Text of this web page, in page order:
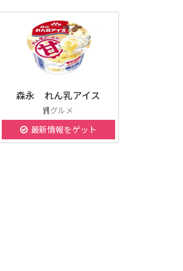
森永 れん乳アイス
グルメ
最新情報をゲット